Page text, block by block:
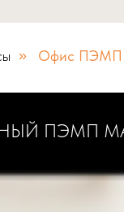
» Офис ПЭМП
ПЭМП